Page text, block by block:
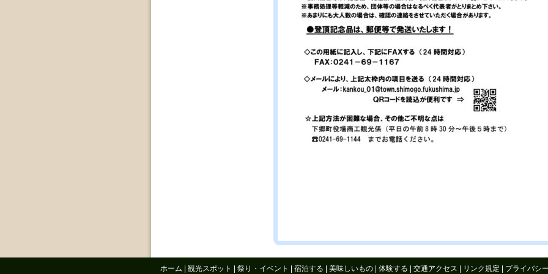
ホーム 観光スポット 祭り・イベント 宿泊する 美味しいもの 体験する 交通アクセス リンク規定 プライバシ